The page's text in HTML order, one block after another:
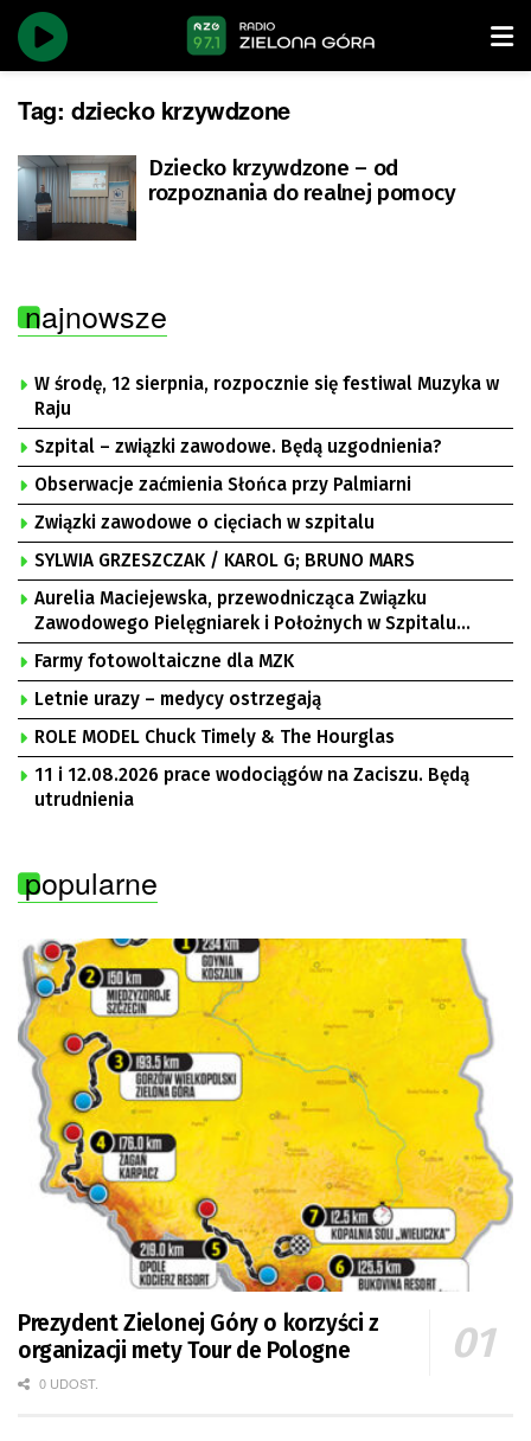
Tag: dziecko krzywdzone
Dziecko krzywdzone – od
rozpoznania do realnej pomocy
najnowsze
W środę, 12 sierpnia, rozpocznie się festiwal Muzyka w
Raju
Szpital – związki zawodowe. Będą uzgodnienia?
Obserwacje zaćmienia Słońca przy Palmiarni
Związki zawodowe o cięciach w szpitalu
SYLWIA GRZESZCZAK / KAROL G; BRUNO MARS
Aurelia Maciejewska, przewodnicząca Związku
Zawodowego Pielęgniarek i Położnych w Szpitalu
Uniwersyteckim w Zielonej Górze, Bogusław
Motowidełko, przewodniczący Zarządu Regionu NSZZ
„Solidarność” Zielona Góra
Farmy fotowoltaiczne dla MZK
Letnie urazy – medycy ostrzegają
ROLE MODEL Chuck Timely & The Hourglas
11 i 12.08.2026 prace wodociągów na Zaciszu. Będą
utrudnienia
popularne
Prezydent Zielonej Góry o korzyści z
organizacji mety Tour de Pologne
0 UDOST.